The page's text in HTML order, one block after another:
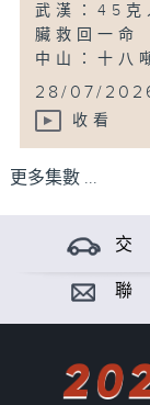
武漢：45克
臟救回一命
中山：十八
28/07/
收看
更多集數 ...
交
聯